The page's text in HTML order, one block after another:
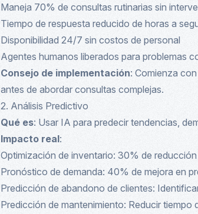
Maneja 70% de consultas rutinarias sin
Tiempo de respuesta reducido de horas a
Disponibilidad 24/7 sin costos de personal
Agentes humanos liberados para problemas
Consejo de implementación: Comienza
antes de abordar consultas complejas.
2. Análisis Predictivo
Qué es: Usar IA para predecir tendencias,
Impacto real:
Optimización de inventario: 30% de
Pronóstico de demanda: 40% de mejora en
Predicción de abandono de clientes:
Predicción de mantenimiento: Reducir tiempo